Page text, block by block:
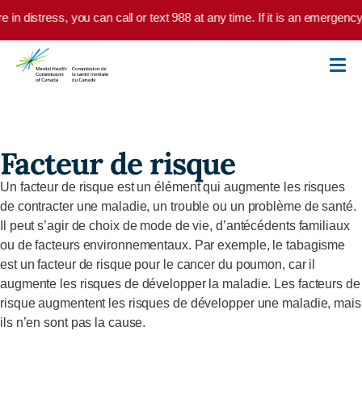
Skip to main content
in distress, you can call or text 988 at any time. If it is an
Facteur de risque
Un facteur de risque est un élément qui augmente les risques
de contracter une maladie, un trouble ou un problème de santé.
Il peut s’agir de choix de mode de vie, d’antécédents familiaux
ou de facteurs environnementaux. Par exemple, le tabagisme
est un facteur de risque pour le cancer du poumon, car il
augmente les risques de développer la maladie. Les facteurs de
risque augmentent les risques de développer une maladie, mais
ils n’en sont pas la cause.